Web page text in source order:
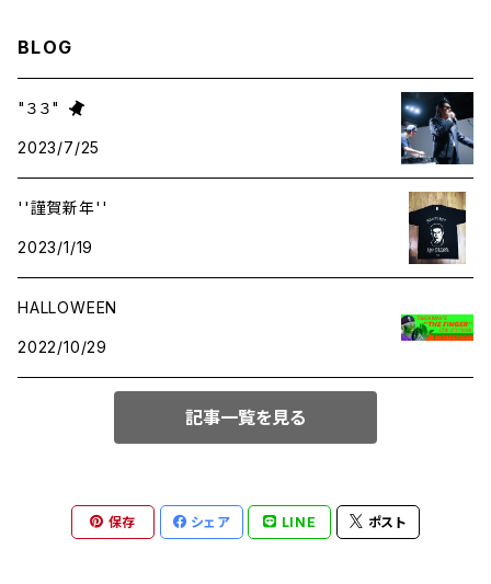
APPAREL
TICKETS
BLOG
"３３"
2023/7/25
''謹賀新年''
2023/1/19
HALLOWEEN
2022/10/29
記事一覧を見る
保存 シェア LINE ポスト